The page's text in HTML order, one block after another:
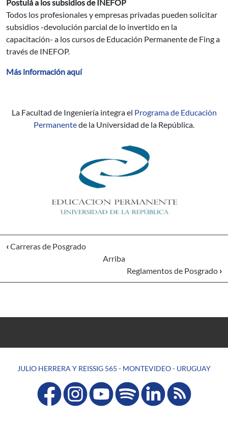
Postulá a los subsidios de INEFOP
Todos los profesionales y empresas privadas pueden solicitar
subsidios -devolución parcial de lo invertido en la
capacitación- a los cursos de Educación Permanente de Fing a
través de INEFOP.
Más información aquí
La Facultad de Ingeniería integra el Programa de Educación
Permanentede la Universidad de la República.
‹Carreras de Posgrado
Arriba
Reglamentos de Posgrado ›
JULIO HERRERA Y REISSIG 565 - MONTEVIDEO - URUGUAY